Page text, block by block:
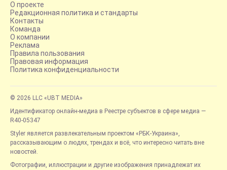
О проекте
Редакционная политика и стандарты
Контакты
Команда
О компании
Реклама
Правила пользования
Правовая информация
Политика конфиденциальности
© 2026 LLC «UBT MEDIA»
Идентификатор онлайн-медиа в Реестре субъектов в сфере медиа —
R40-05347
Styler является развлекательным проектом «РБК-Украина»,
рассказывающим о людях, трендах и всё, что интересно читать вне
новостей.
Фотографии, иллюстрации и другие изображения принадлежат их